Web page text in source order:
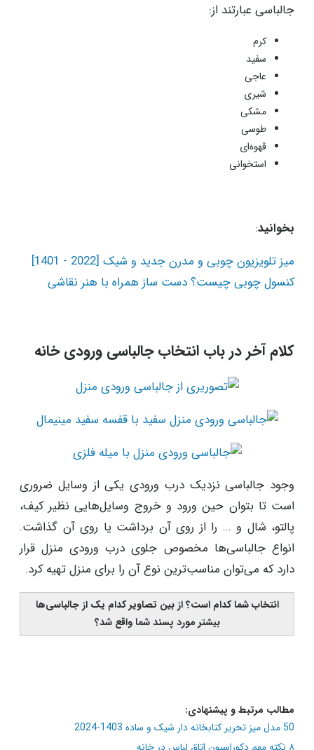
جالباسی عبارتند از:
کرم
سفید
عاجی
شیری
مشکی
طوسی
قهوه‌ای
استخوانی
بخوانید:
میز تلویزیون چوبی و مدرن جدید و شیک [2022 - 1401]
کنسول چوبی چیست؟ دست ساز همراه با هنر نقاشی
کلام آخر در باب انتخاب جالباسی ورودی خانه
وجود جالباسی نزدیک درب ورودی یکی از وسایل ضروری
است تا بتوان حین ورود و خروج وسایل‌هایی نظیر کیف،
پالتو، شال و ... را از روی آن برداشت یا روی آن گذاشت.
انواع جالباسی‌ها مخصوص جلوی درب ورودی منزل قرار
دارد که می‌توان مناسب‌ترین نوع آن را برای منزل تهیه کرد.
انتخاب شما کدام است؟ از بین تصاویر کدام یک از جالباسی‌ها
بیشتر مورد پسند شما واقع شد؟
مطالب مرتبط و پیشنهادی:
50 مدل میز تحریر کتابخانه دار شیک و ساده 1403-2024